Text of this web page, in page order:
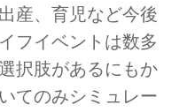
産、育児など今後
フイベントは数多
択肢があるにもか
てのみシミュレー